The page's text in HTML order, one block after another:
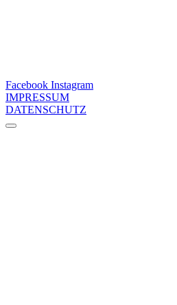
Facebook Instagram
IMPRESSUM
DATENSCHUTZ